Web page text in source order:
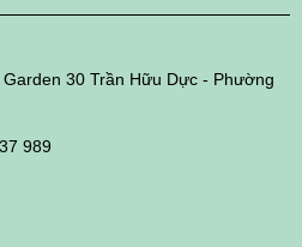
30 Trần Hữu Dực - Phường
989